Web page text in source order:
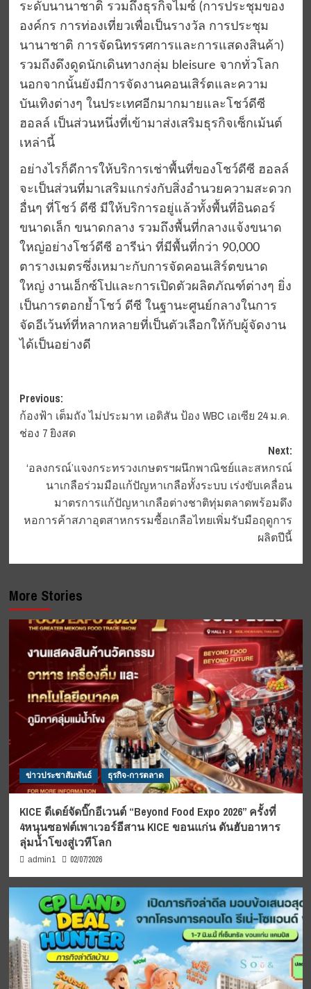
ระดับนานาชาติ รวมถึงธุรกิจไมซ์ (การประชุมของ
องค์กร การท่องเที่ยวเพื่อเป็นรางวัล การประชุม
นานาชาติ การจัดนิทรรศการและการแสดงสินค้า)
รวมถึงดึงดูดนักเดินทางกลุ่ม bleisure จากทั่วโลก
นอกจากนั้นยังมีการจัดงานคอนเสิร์ตและความ
บันเทิงต่างๆ ในประเทศอีกมากมายและโชว์ดีซี
ฮอลล์ เป็นส่วนหนึ่งที่เข้ามาส่งเสริมธุรกิจเซ็กเม้นต์
เหล่านี้
อย่างไรก็ดีการให้บริการเช่าพื้นที่ของโชว์ดีซี ฮอลล์
จะเป็นส่วนที่มาเสริมแกร่งกับสิ่งอำนวยความสะดวก
อื่นๆ ที่โชว์ ดีซี มีให้บริการอยู่แล้วทั้งพื้นที่อินดอร์
ขนาดเล็ก ขนาดกลาง รวมถึงพื้นที่กลางแจ้งขนาด
ใหญ่อย่างโชว์ดีซี อารีน่า ที่มีพื้นที่กว่า 90,000
ตารางเมตรซึ่งเหมาะกับการจัดคอนเสิร์ตขนาด
ใหญ่ งานเอ็กซ์โปและการเปิดตัวผลิตภัณฑ์ต่างๆ ยิ่ง
เป็นการตอกย้ำโชว์ ดีซี ในฐานะศูนย์กลางในการ
จัดอีเว้นท์ที่หลากหลายที่เป็นตัวเลือกให้กับผู้จัดงาน
ได้เป็นอย่างดี
Post
navigation
Previous:
ก้องฟ้า เต็มถัง ไม่ประมาท เอดิสัน ป้อง WBC เอเซีย 24 ม.ค.
ช่อง 7 ยิงสด
Next:
‘อลงกรณ์’แจงกระทรวงเกษตรฯผนึกพาณิชย์และสหกรณ์
นาเกลือร่วมมือแก้ปัญหาเกลือทั้งระบบ เร่งขับเคลื่อน
มาตรการแก้ปัญหาเกลือต่างชาติทุ่มตลาดพร้อมดึง
หอการค้าสภาอุตสาหกรรมซื้อเกลือไทยเพิ่มรับมือฤดูการ
ผลิตปีนี้
More Stories
ข่าวประชาสัมพันธ์ ธุรกิจ-การตลาด
KICE ดีเดย์จัดบิ๊กอีเวนต์ “Beyond Food Expo 2026” ครั้งที่
4หนุนซอฟต์เพาเวอร์อีสาน KICE ขอนแก่น ดันฮับอาหาร
ลุ่มน้ำโขงสู่เวทีโลก
admin1 02/07/2026